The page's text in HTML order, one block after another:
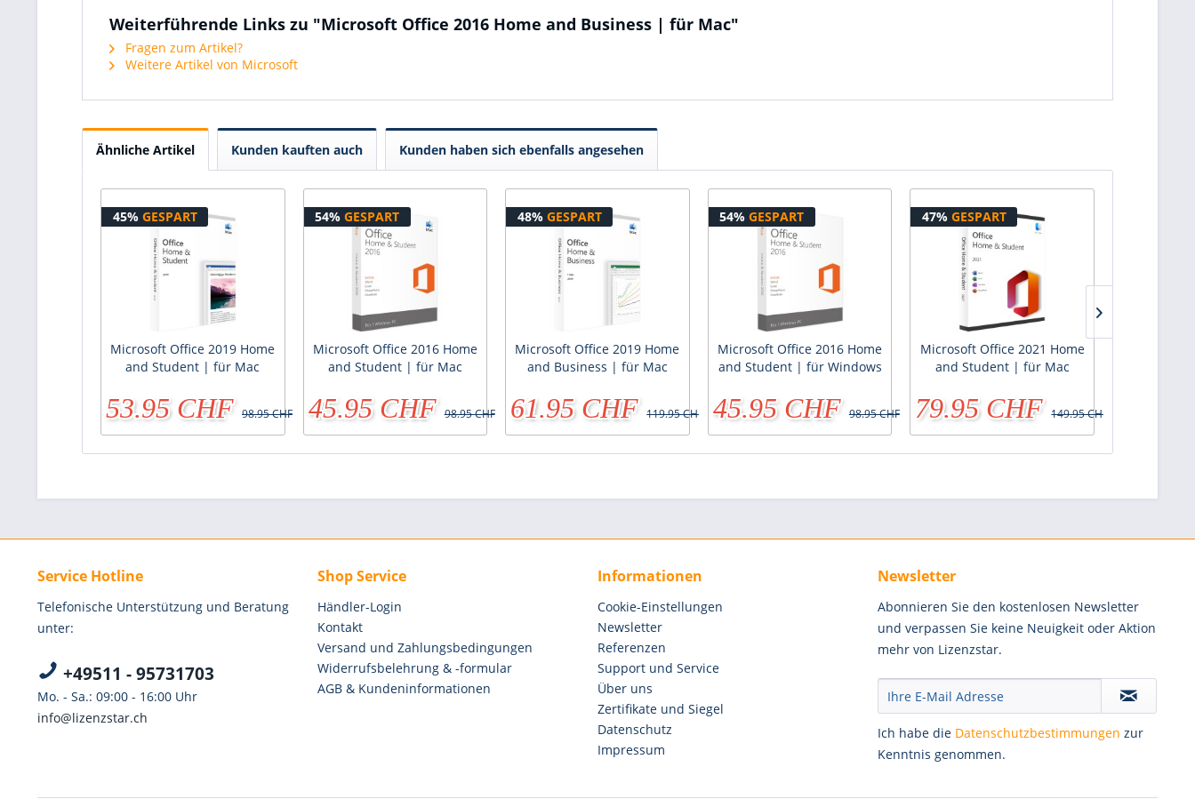
Weiterführende Links zu "Microsoft Office 2016 Home and Business | für Mac"
Fragen zum Artikel?
Weitere Artikel von Microsoft
Ähnliche Artikel Kunden kauften auch Kunden haben sich ebenfalls angesehen
45% GESPART
Microsoft Office 2019 Home
and Student | für Mac
53.95 CHF 98.95 CHF
54%GESPART
Microsoft Office 2016 Home
and Student | für Mac
45.95 CHF 98.95 CHF
48% GESPART
Microsoft Office 2019 Home
and Business | für Mac
61.95 CHF 119.95 CHF
54%GESPART
Microsoft Office 2016 Home
and Student | für Windows
45.95 CHF 98.95 CHF
47% GESPART
Microsoft Office 2021 Home
and Student | für Mac
79.95 CHF 149.95 CHF
Service Hotline
Telefonische Unterstützung und Beratung
unter:
+49511 - 95731703
Mo. - Sa.: 09:00 - 16:00 Uhr
info@lizenzstar.ch
Shop Service
Händler-Login
Kontakt
Versand und Zahlungsbedingungen
Widerrufsbelehrung & -formular
AGB & Kundeninformationen
Informationen
Cookie-Einstellungen
Newsletter
Referenzen
Support und Service
Über uns
Zertifikate und Siegel
Datenschutz
Impressum
Newsletter
Abonnieren Sie den kostenlosen Newsletter
und verpassen Sie keine Neuigkeit oder Aktion
mehr von Lizenzstar.
Ich habe die Datenschutzbestimmungen zur
Kenntnis genommen.